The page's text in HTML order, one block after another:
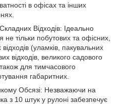
в офісах та інших
Відходів: Ідеально
не тільки побутових та офісних,
(уламків, пакувальних
відходів, великого садового
для тимчасового
габаритних.
Обсязі: Незважаючи на
з 10 штук у рулоні забезпечує